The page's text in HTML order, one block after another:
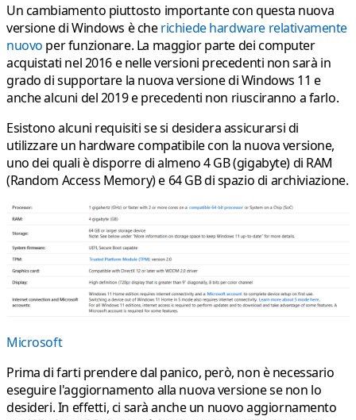
Un cambiamento piuttosto importante con questa nuova
versione di Windows è cherichiede hardware relativamente
nuovo per funzionare. La maggior parte dei computer
acquistati nel 2016 e nelle versioni precedenti non sarà in
grado di supportare la nuova versione di Windows 11 e
anche alcuni del 2019 e precedenti non riusciranno a farlo.
Esistono alcuni requisiti se si desidera assicurarsi di
utilizzare un hardware compatibile con la nuova versione,
uno dei quali è disporre di almeno 4 GB (gigabyte) di RAM
(Random Access Memory) e 64 GB di spazio di archiviazione.
Microsoft
Prima di farti prendere dal panico, però, non è necessario
eseguire l'aggiornamento alla nuova versione se non lo
desideri. In effetti, ci sarà anche un nuovo aggiornamento